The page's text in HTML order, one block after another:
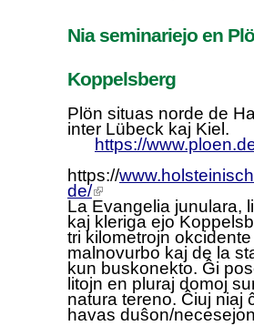
Nia seminariejo en
Koppelsberg
Plön situas norde de
inter Lübeck kaj Kiel.
https://
https://
de/(link is external)
La Evangelia junulara,
kaj kleriga ejo
tri kilometrojn
malnovurbo kaj de la
kun buskonekto. Ĝi
litojn en pluraj domoj
natura tereno. Ĉiuj niaj
havas duŝon/